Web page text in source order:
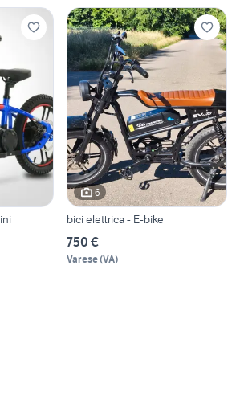
6
bici elettrica - E-bike
750 €
Varese(VA)